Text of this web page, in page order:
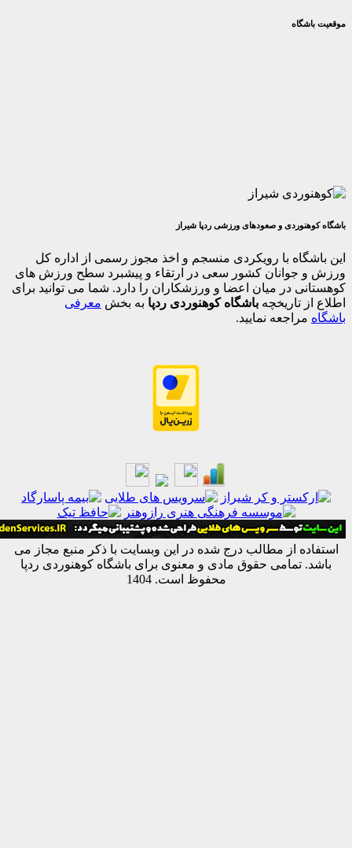
و صعودهای ورزشی ردپا شیراز
با رویکردی منسجم و اخذ مجوز رسمی از اداره کل
کشور سعی در ارتقاء و پیشبرد سطح ورزش های
در میان اعضا و ورزشکاران را دارد. شما می توانید برای
تاریخچه باشگاه کوهنوردی ردپابه بخش معرفی
نمایید.
از مطالب درج شده در این وبسایت با ذکر منبع مجاز می
تمامی حقوق مادی و معنوی برای باشگاه کوهنوردی ردپا
محفوظ است. 1404